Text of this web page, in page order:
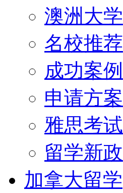
澳洲大学
名校推荐
成功案例
申请方案
雅思考试
留学新政
加拿大留学